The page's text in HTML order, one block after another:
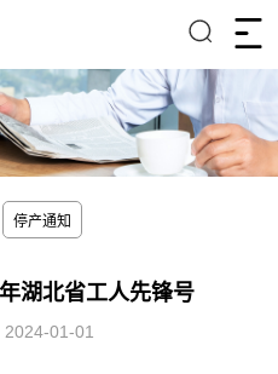
停产通知
湖北省工人先锋号
2024-01-01